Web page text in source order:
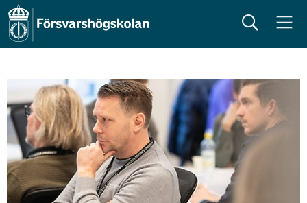
Sök Meny